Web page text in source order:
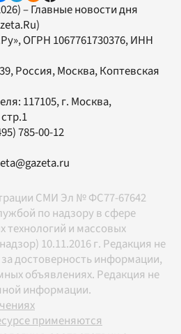
– Главные новости дня
, ОГРН 1067761730376, ИНН
Россия, Москва, Коптевская
117105, г. Москва,
785-00-12
СМИ Эл № ФС77-67642
по надзору в сфере
и массовых
10.11.2016 г. Редакция не
достоверность информации,
объявлениях. Редакция не
информации.
применяются